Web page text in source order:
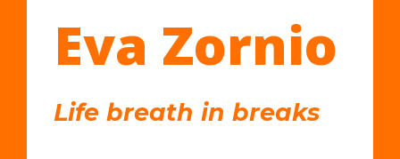
Eva Zornio
Life breath in breaks